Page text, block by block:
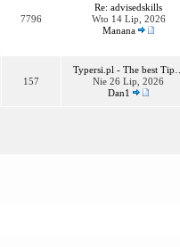
7796
Re: advisedskills
Wto 14 Lip, 2026
Manana
157
Typersi.pl - The best Tip…
Nie 26 Lip, 2026
Dan1